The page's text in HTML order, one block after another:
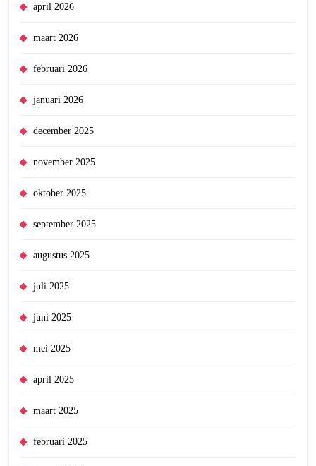
april 2026
maart 2026
februari 2026
januari 2026
december 2025
november 2025
oktober 2025
september 2025
augustus 2025
juli 2025
juni 2025
mei 2025
april 2025
maart 2025
februari 2025